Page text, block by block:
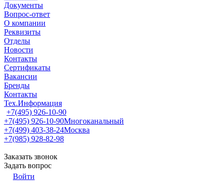
Документы
Вопрос-ответ
О компании
Реквизиты
Отделы
Новости
Контакты
Сертификаты
Вакансии
Бренды
Контакты
Тех.Информация
+7(495) 926-10-90
+7(495) 926-10-90Многоканальный
+7(499) 403-38-24Москва
+7(985) 928-82-98
Заказать звонок
Задать вопрос
Войти